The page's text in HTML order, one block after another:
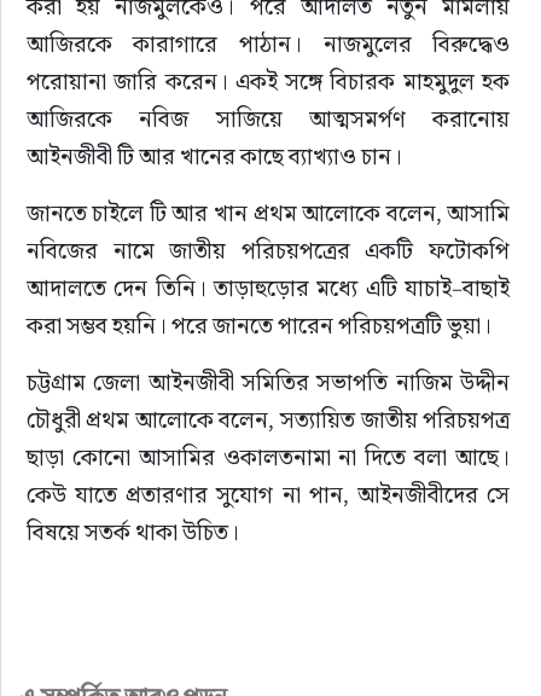
করা হয় নাজমুলকেও। পরে আদালত নতুন মামলায়
আজিরকে কারাগারে পাঠান। নাজমুলের বিরুদ্ধেও
পরোয়ানা জারি করেন। একই সঙ্গে বিচারক মাহমুদুল হক
আজিরকে নবিজ সাজিয়ে আত্মসমর্পণ করানোয়
আইনজীবী টি আর খানের কাছে ব্যাখ্যাও চান।
জানতে চাইলে টি আর খান প্রথম আলোকে বলেন, আসামি
নবিজের নামে জাতীয় পরিচয়পত্রের একটি ফটোকপি
আদালতে দেন তিনি। তাড়াহুড়োর মধ্যে এটি যাচাই–বাছাই
করা সম্ভব হয়নি। পরে জানতে পারেন পরিচয়পত্রটি ভুয়া।
চট্টগ্রাম জেলা আইনজীবী সমিতির সভাপতি নাজিম উদ্দীন
চৌধুরী প্রথম আলোকে বলেন, সত্যায়িত জাতীয় পরিচয়পত্র
ছাড়া কোনো আসামির ওকালতনামা না দিতে বলা আছে।
কেউ যাতে প্রতারণার সুযোগ না পান, আইনজীবীদের সে
বিষয়ে সতর্ক থাকা উচিত।